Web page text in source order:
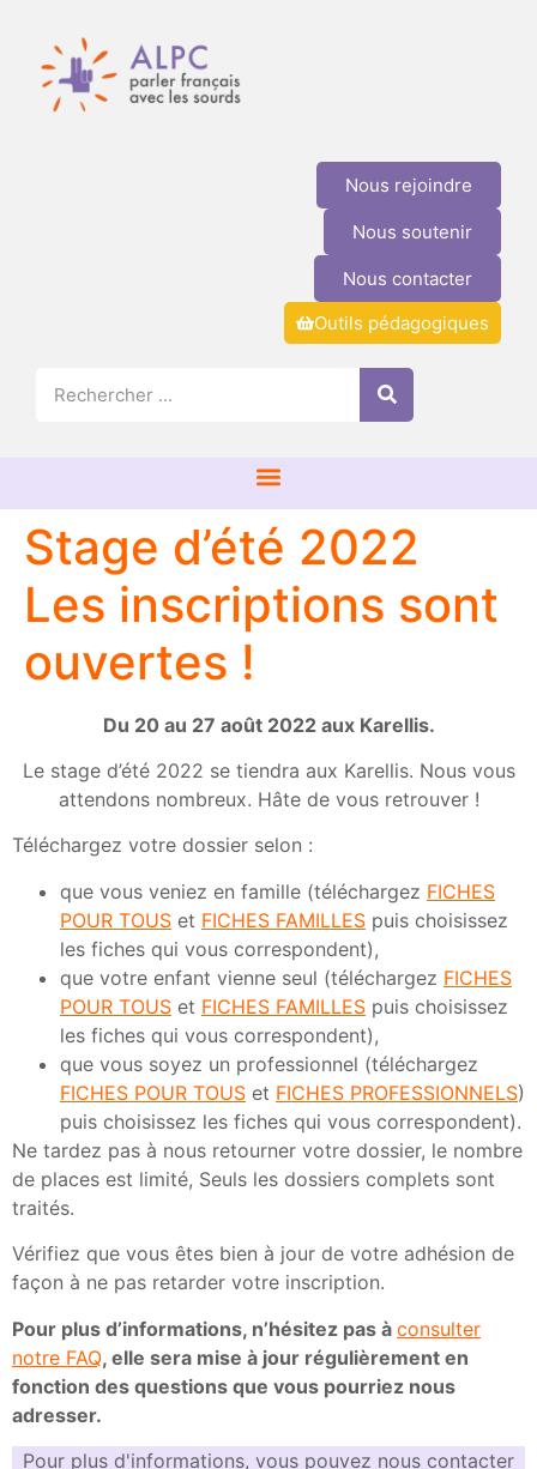
Nous rejoindre
Nous soutenir
Nous contacter
Outils pédagogiques
Stage d’été 2022
Les inscriptions sont
ouvertes !
Du 20 au 27 août 2022 aux Karellis.
Le stage d’été 2022 se tiendra aux Karellis. Nous vous
attendons nombreux. Hâte de vous retrouver !
Téléchargez votre dossier selon :
que vous veniez en famille (téléchargez FICHES
POUR TOUS et FICHES FAMILLES puis choisissez
les fiches qui vous correspondent),
que votre enfant vienne seul (téléchargez FICHES
POUR TOUS et FICHES FAMILLES puis choisissez
les fiches qui vous correspondent),
que vous soyez un professionnel (téléchargez
FICHES POUR TOUS et FICHES PROFESSIONNELS)
puis choisissez les fiches qui vous correspondent).
Ne tardez pas à nous retourner votre dossier, le nombre
de places est limité, Seuls les dossiers complets sont
traités.
Vérifiez que vous êtes bien à jour de votre adhésion de
façon à ne pas retarder votre inscription.
Pour plus d’informations, n’hésitez pas à consulter
notre FAQ, elle sera mise à jour régulièrement en
fonction des questions que vous pourriez nous
adresser.
Pour plus d'informations, vous pouvez nous contacter